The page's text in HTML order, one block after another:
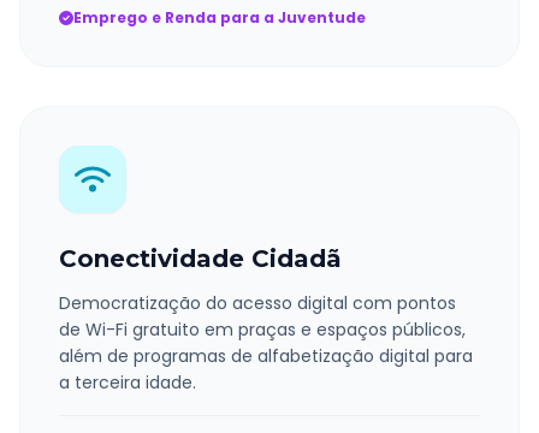
Emprego e Renda para a Juventude
Conectividade Cidadã
Democratização do acesso digital com pontos
de Wi-Fi gratuito em praças e espaços públicos,
além de programas de alfabetização digital para
a terceira idade.